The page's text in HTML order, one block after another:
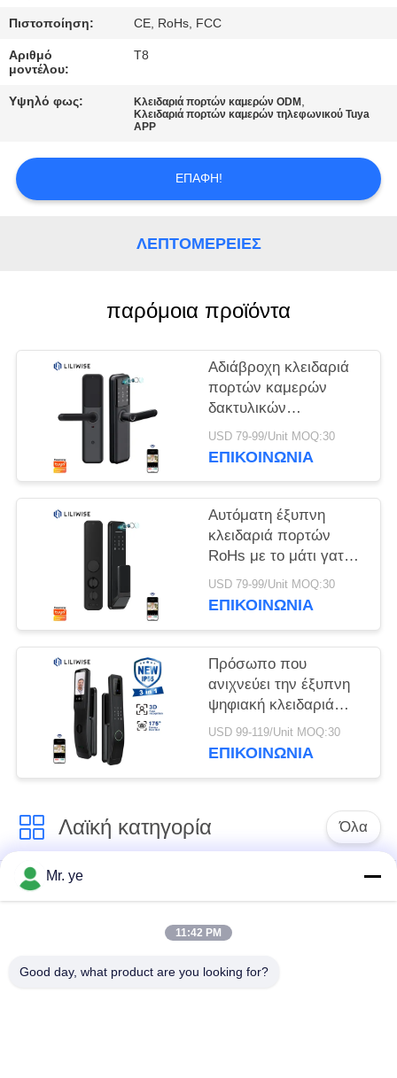
ΕΠΑΦΉ
ΜΕ
NEWS
ΜΥΣΤΙΚΌΤΗΤΑΣ
Πιστοποίηση: CE, RoHs, FCC
Αριθμό
μοντέλου:
T8
Υψηλό φως: Κλειδαριά πορτών καμερών ODM ,
Κλειδαριά πορτών καμερών τηλεφωνικού Tuya
APP
ΕΠΑΦΉ!
ΛΕΠΤΟΜΈΡΕΙΕΣ
παρόμοια προϊόντα
Αδιάβροχη κλειδαριά
πορτών καμερών
δακτυλικών
αποτυπωμάτων
έξυπνη με τηλεοπτικό
USD 79-99/Unit MOQ:30
ΕΠΙΚΟΙΝΩΝΊΑ
Αυτόματη έξυπνη
κλειδαριά πορτών
RoHs με το μάτι γατών
καμερών HD Tuya
APP
USD 79-99/Unit MOQ:30
ΕΠΙΚΟΙΝΩΝΊΑ
Πρόσωπο που
ανιχνεύει την έξυπνη
ψηφιακή κλειδαριά
πορτών με τον
αναγνώστη
USD 99-119/Unit MOQ:30
ΕΠΙΚΟΙΝΩΝΊΑ
Λαϊκή κατηγορία Όλα
Ηλεκτρονικές
αποτυπωμάτων
κλείδωμα θυρών
Κλειδαριά πορτών
Mr. ye
11:42 PM
Good day, what product are you looking for?